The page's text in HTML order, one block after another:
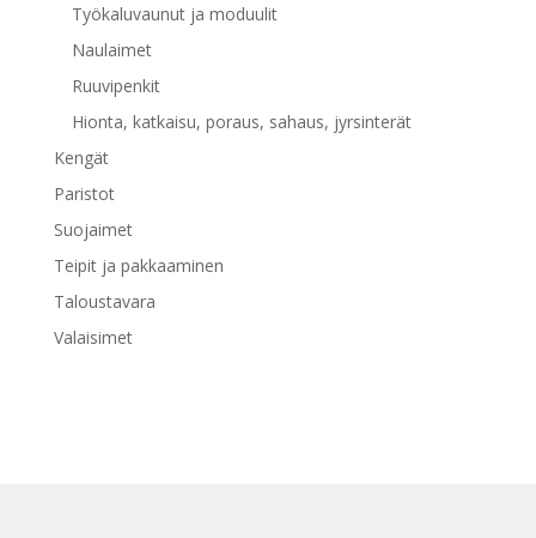
Työkaluvaunut ja moduulit
Naulaimet
Ruuvipenkit
Hionta, katkaisu, poraus, sahaus, jyrsinterät
Kengät
Paristot
Suojaimet
Teipit ja pakkaaminen
Taloustavara
Valaisimet